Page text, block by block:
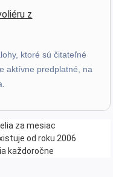
v4.3.21
z
ktoré sú čitateľné
aktívne predplatné, na
za mesiac
od roku 2006
každoročne